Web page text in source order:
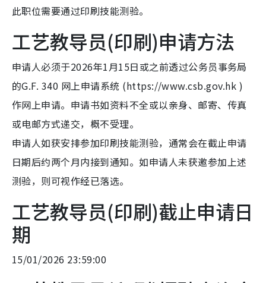
此职位需要通过印刷技能测验。
工艺教导员(印刷)申请方法
申请人必须于2026年1月15日或之前透过公务员事务局
的G.F. 340 网上申请系统 (https://www.csb.gov.hk )
作网上申请。申请书如资料不全或以亲身、邮寄、传真
或电邮方式递交，概不受理。
申请人如获安排参加印刷技能测验，通常会在截止申请
日期后约两个月内接到通知。如申请人未获邀参加上述
测验，则可视作经已落选。
工艺教导员(印刷)截止申请日
期
15/01/2026 23:59:00